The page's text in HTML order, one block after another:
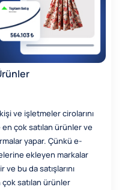
ve işletmeler cirolarını
çok satılan ürünler ve
yapar. Çünkü e-
ekleyen markalar
bu da satışlarını
çok satılan ürünler